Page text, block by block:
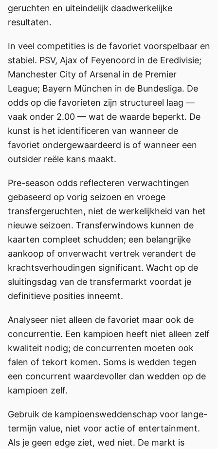
geruchten en uiteindelijk daadwerkelijke
resultaten.
In veel competities is de favoriet voorspelbaar en
stabiel. PSV, Ajax of Feyenoord in de Eredivisie;
Manchester City of Arsenal in de Premier
League; Bayern München in de Bundesliga. De
odds op die favorieten zijn structureel laag —
vaak onder 2.00 — wat de waarde beperkt. De
kunst is het identificeren van wanneer de
favoriet ondergewaardeerd is of wanneer een
outsider reële kans maakt.
Pre-season odds reflecteren verwachtingen
gebaseerd op vorig seizoen en vroege
transfergeruchten, niet de werkelijkheid van het
nieuwe seizoen. Transferwindows kunnen de
kaarten compleet schudden; een belangrijke
aankoop of onverwacht vertrek verandert de
krachtsverhoudingen significant. Wacht op de
sluitingsdag van de transfermarkt voordat je
definitieve posities inneemt.
Analyseer niet alleen de favoriet maar ook de
concurrentie. Een kampioen heeft niet alleen zelf
kwaliteit nodig; de concurrenten moeten ook
falen of tekort komen. Soms is wedden tegen
een concurrent waardevoller dan wedden op de
kampioen zelf.
Gebruik de kampioensweddenschap voor lange-
termijn value, niet voor actie of entertainment.
Als je geen edge ziet, wed niet. De markt is